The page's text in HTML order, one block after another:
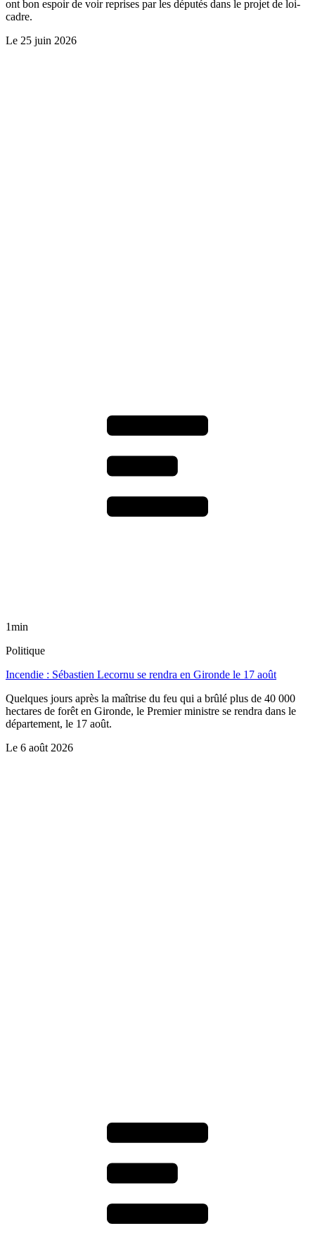
ont bon espoir de voir reprises par les députés dans le projet de loi-
cadre.
Le 25 juin 2026
1min
Politique
Incendie : Sébastien Lecornu se rendra en Gironde le 17 août
Quelques jours après la maîtrise du feu qui a brûlé plus de 40 000
hectares de forêt en Gironde, le Premier ministre se rendra dans le
département, le 17 août.
Le 6 août 2026